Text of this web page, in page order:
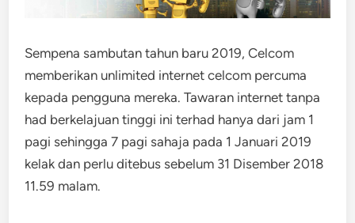
Sempena sambutan tahun baru 2019, Celcom
memberikan unlimited internet celcom percuma
kepada pengguna mereka. Tawaran internet tanpa
had berkelajuan tinggi ini terhad hanya dari jam 1
pagi sehingga 7 pagi sahaja pada 1 Januari 2019
kelak dan perlu ditebus sebelum 31 Disember 2018
11.59 malam.